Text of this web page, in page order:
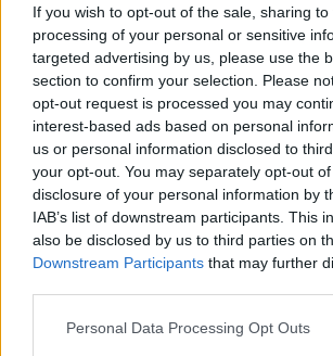
If you wish to opt-out of the sale, sharing
processing of your personal or sensitive
targeted advertising by us, please use the
section to confirm your selection. Please
opt-out request is processed you may
interest-based ads based on personal
us or personal information disclosed to
your opt-out. You may separately opt-out
disclosure of your personal information by
IAB’s list of downstream participants. This
also be disclosed by us to third parties on
Downstream Participants that may further
Personal Data Processing Opt Outs
žvelgdama atgal, moteris tiki,
nuo koledžo draugų tebuvo
gyvenimo dalis. Ji tiki, kad
ne dėl jos santykių.
Pabaigus koledžą – praėjus
aštuoniems mėnesiams nuo jų
pradžios – Brittany atsikraustė